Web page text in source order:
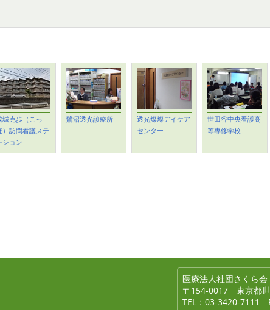
城克歩（こっ
）訪問看護ステ
ション
鷺沼透光診療所
透光燦燦デイケア
センター
世田谷中央看護高
等専修学校
医療法人社団さくら
〒154-0017 東京都
TEL：03-3420-7111